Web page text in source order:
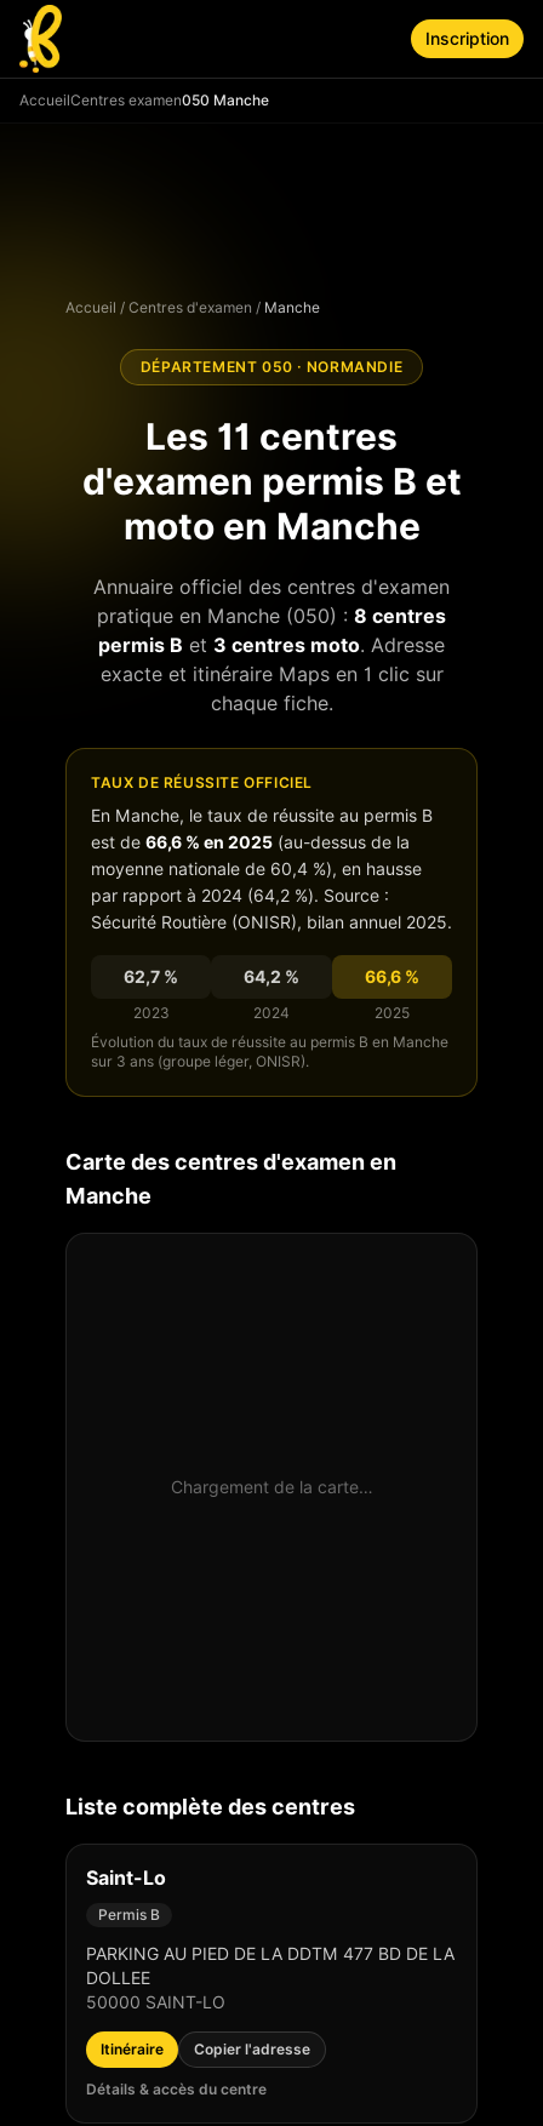
Aller au contenu principal
Inscription
AccueilCentres examen050 Manche
Accueil / Centres d'examen / Manche
DÉPARTEMENT050 · NORMANDIE
Les 11 centres
d'examen permis B et
moto en Manche
Annuaire officiel des centres d'examen
pratique en Manche (050) : 8 centres
permis B et 3 centres moto. Adresse
exacte et itinéraire Maps en 1 clic sur
chaque fiche.
TAUX DE RÉUSSITE OFFICIEL
En Manche, le taux de réussite au permis B
est de 66,6 % en 2025 (au-dessus de la
moyenne nationale de 60,4 %), en hausse
par rapport à 2024 (64,2 %). Source :
Sécurité Routière (ONISR), bilan annuel 2025.
62,7 %
2023
64,2 %
2024
66,6%
2025
Évolution du taux de réussite au permis B en Manche
sur 3 ans (groupe léger, ONISR).
Carte des centres d'examen en
Manche
Chargement de la carte…
Liste complète des centres
Saint-Lo
Permis B
PARKING AU PIED DE LA DDTM 477 BD DE LA
DOLLEE
50000 SAINT-LO
Itinéraire Copier l'adresse
Détails & accès du centre